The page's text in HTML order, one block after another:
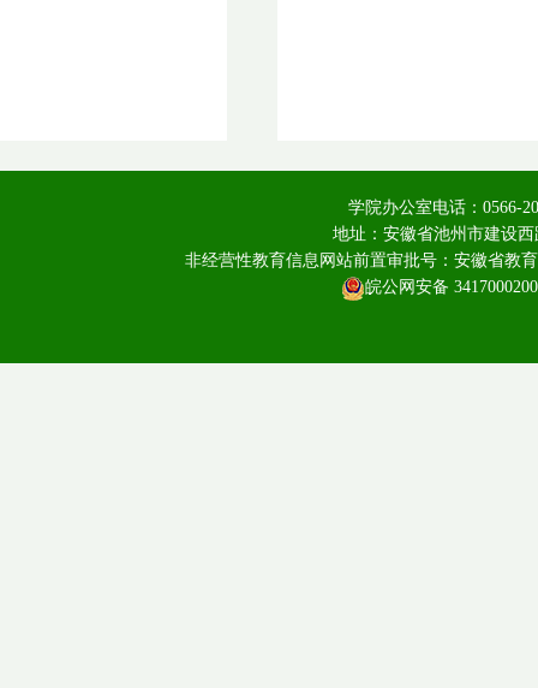
学院办公室电话：0566-
地址：安徽省池州市建设
非经营性教育信息网站前置审批号：安徽省教
皖公网安备